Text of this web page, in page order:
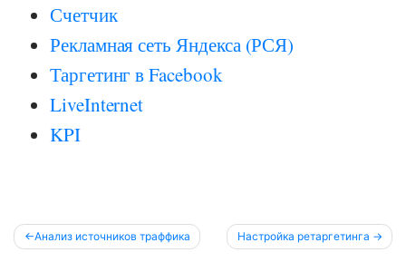
Счетчик
Рекламная сеть Яндекса (РСЯ)
Таргетинг в Facebook
LiveInternet
KPI
Post
Анализ источников траффика Настройка ретаргетинга